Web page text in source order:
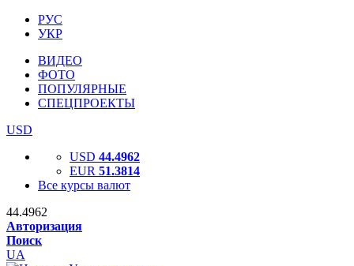
РУС
УКР
ВИДЕО
ФОТО
ПОПУЛЯРНЫЕ
СПЕЦПРОЕКТЫ
USD
USD 44.4962
EUR 51.3814
Все курсы валют
44.4962
Авторизация
Поиск
UA